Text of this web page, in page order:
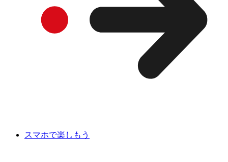
スマホで楽しもう